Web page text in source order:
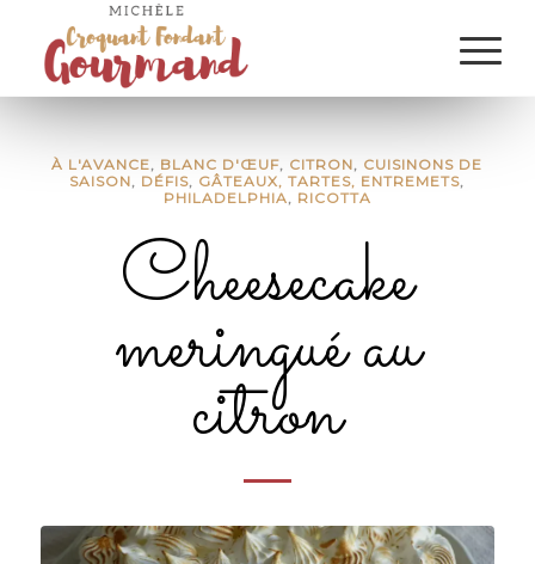
À L'AVANCE, BLANC D'ŒUF, CITRON, CUISINONS DE
SAISON, DÉFIS, GÂTEAUX, TARTES, ENTREMETS,
PHILADELPHIA, RICOTTA
Cheesecake
meringué au
citron